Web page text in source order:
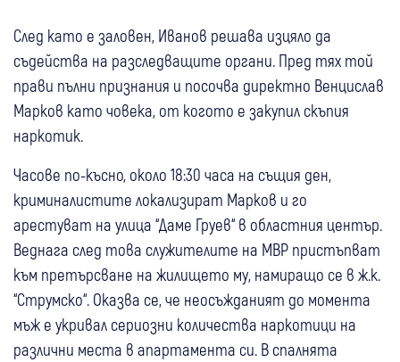
След като е заловен, Иванов решава изцяло да
съдейства на разследващите органи. Пред тях той
прави пълни признания и посочва директно Венцислав
Марков като човека, от когото е закупил скъпия
наркотик.
Часове по-късно, около 18:30 часа на същия ден,
криминалистите локализират Марков и го
арестуват на улица “Даме Груев“ в областния център.
Веднага след това служителите на МВР пристъпват
към претърсване на жилището му, намиращо се в ж.к.
“Струмско“. Оказва се, че неосъжданият до момента
мъж е укривал сериозни количества наркотици на
различни места в апартамента си. В спалнята